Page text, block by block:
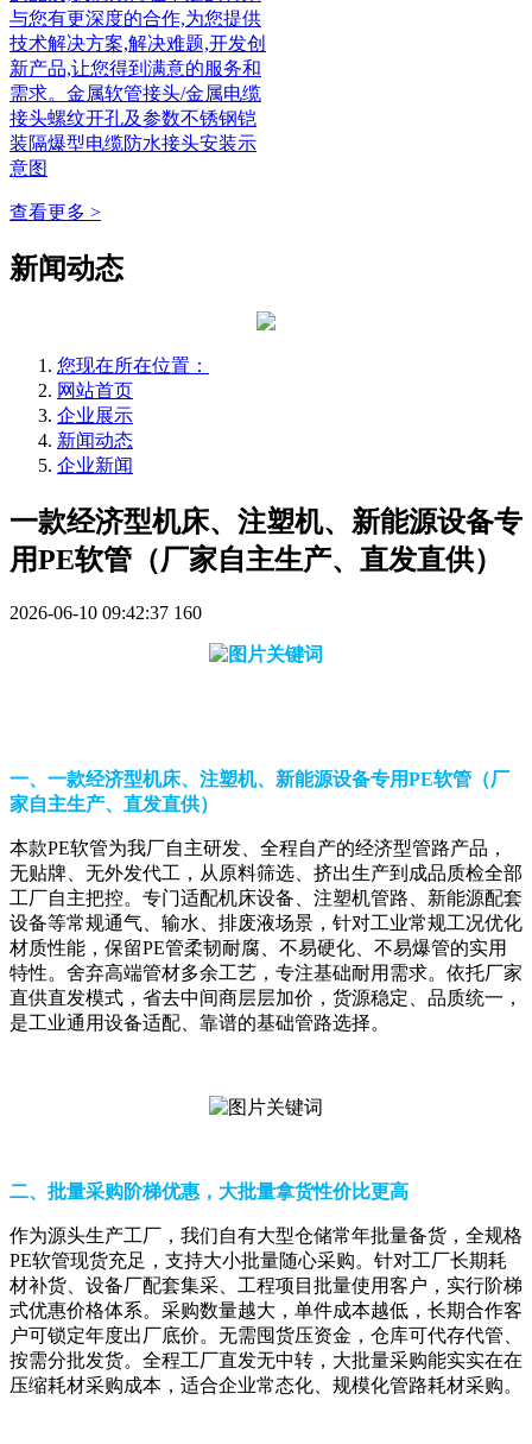
与您有更深度的合作,为您提供
技术解决方案,解决难题,开发创
新产品,让您得到满意的服务和
需求。金属软管接头/金属电缆
接头螺纹开孔及参数不锈钢铠
装隔爆型电缆防水接头安装示
意图
查看更多 >
新闻动态
您现在所在位置：
网站首页
企业展示
新闻动态
企业新闻
一款经济型机床、注塑机、新能源设备专
用PE软管（厂家自主生产、直发直供）
2026-06-10 09:42:37 160
一、一款经济型机床、注塑机、新能源设备专用PE软管（厂
家自主生产、直发直供）
本款PE软管为我厂自主研发、全程自产的经济型管路产品，
无贴牌、无外发代工，从原料筛选、挤出生产到成品质检全部
工厂自主把控。专门适配机床设备、注塑机管路、新能源配套
设备等常规通气、输水、排废液场景，针对工业常规工况优化
材质性能，保留PE管柔韧耐腐、不易硬化、不易爆管的实用
特性。舍弃高端管材多余工艺，专注基础耐用需求。依托厂家
直供直发模式，省去中间商层层加价，货源稳定、品质统一，
是工业通用设备适配、靠谱的基础管路选择。
二、批量采购阶梯优惠，大批量拿货性价比更高
作为源头生产工厂，我们自有大型仓储常年批量备货，全规格
PE软管现货充足，支持大小批量随心采购。针对工厂长期耗
材补货、设备厂配套集采、工程项目批量使用客户，实行阶梯
式优惠价格体系。采购数量越大，单件成本越低，长期合作客
户可锁定年度出厂底价。无需囤货压资金，仓库可代存代管、
按需分批发货。全程工厂直发无中转，大批量采购能实实在在
压缩耗材采购成本，适合企业常态化、规模化管路耗材采购。